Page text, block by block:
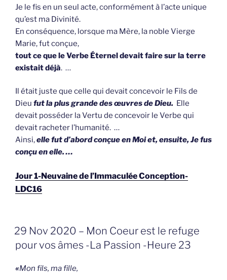
Je le fis en un seul acte, conformément à l’acte unique
qu’est ma Divinité.
En conséquence, lorsque ma Mère, la noble Vierge
Marie, fut conçue,
tout ce que le Verbe Éternel devait faire sur la terre
existait déjà. …
Il était juste que celle qui devait concevoir le Fils de
Dieu fut la plus grande des œuvres de Dieu. Elle
devait posséder la Vertu de concevoir le Verbe qui
devait racheter l’humanité. …
Ainsi,elle fut d’abord conçue en Moi et, ensuite, Je fus
conçu en elle.…
Jour 1-Neuvaine de l’Immaculée Conception-
LDC16
GEPLAATST
OP
29 Nov 2020 – Mon Coeur est le refuge
pour vos âmes -La Passion -Heure 23
«Mon fils, ma fille,